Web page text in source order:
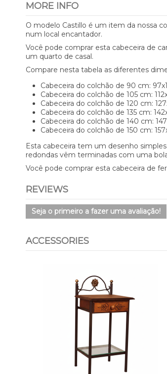
MORE INFO
O modelo Castillo é um item da nossa
num local encantador.
Você pode comprar esta cabeceira de
um quarto de casal.
Compare nesta tabela as diferentes
Cabeceira do colchão de 90 cm:
Cabeceira do colchão de 105 cm:
Cabeceira do colchão de 120 cm:
Cabeceira do colchão de 135 cm:
Cabeceira do colchão de 140 cm:
Cabeceira do colchão de 150 cm:
Esta cabeceira tem um desenho
redondas vêm terminadas com uma
Você pode comprar esta cabeceira de
REVIEWS
Seja o primeiro a fazer uma avaliação!
ACCESSORIES